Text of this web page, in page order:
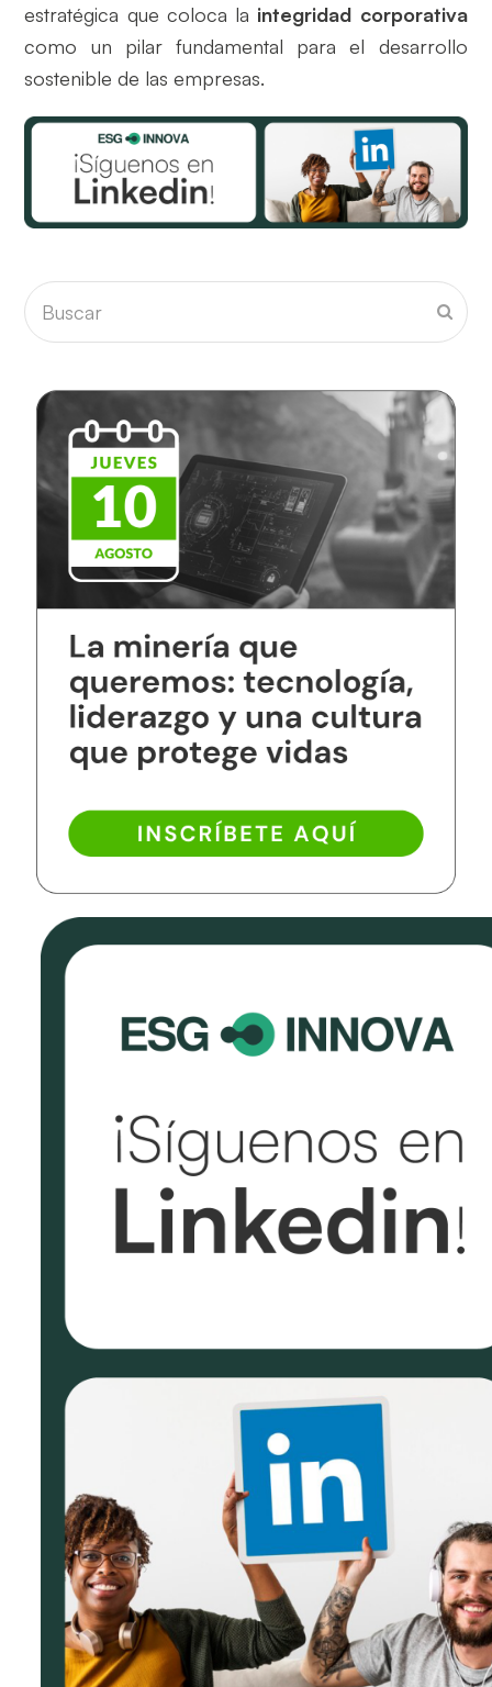
estratégica que coloca la integridad corporativa
como un pilar fundamental para el desarrollo
sostenible de las empresas.
Buscar